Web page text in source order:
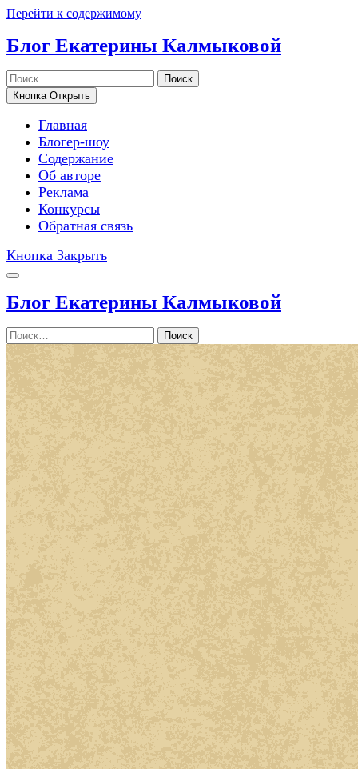
Перейти к содержимому
Блог Екатерины Калмыковой
Поиск
Кнопка Открыть
Главная
Блогер-шоу
Содержание
Об авторе
Реклама
Конкурсы
Обратная связь
Кнопка Закрыть
Блог Екатерины Калмыковой
Поиск